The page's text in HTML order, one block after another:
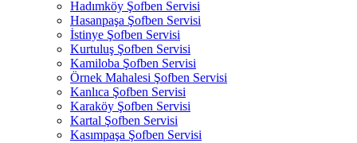
Hadımköy Şofben Servisi
Hasanpaşa Şofben Servisi
İstinye Şofben Servisi
Kurtuluş Şofben Servisi
Kamiloba Şofben Servisi
Örnek Mahalesi Şofben Servisi
Kanlıca Şofben Servisi
Karaköy Şofben Servisi
Kartal Şofben Servisi
Kasımpaşa Şofben Servisi